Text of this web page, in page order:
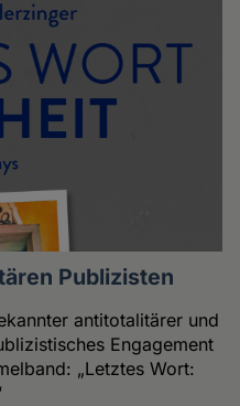
Publizisten
antitotalitärer und
Engagement
„Letztes Wort: